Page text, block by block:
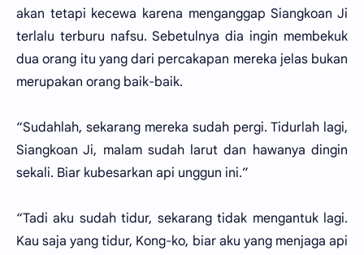
akan tetapi kecewa karena menganggap Siangkoan Ji
terlalu terburu nafsu. Sebetulnya dia ingin membekuk
dua orang itu yang dari percakapan mereka jelas bukan
merupakan orang baik-baik.
“Sudahlah, sekarang mereka sudah pergi. Tidurlah lagi,
Siangkoan Ji, malam sudah larut dan hawanya dingin
sekali. Biar kubesarkan api unggun ini.”
“Tadi aku sudah tidur, sekarang tidak mengantuk lagi.
Kau saja yang tidur, Kong-ko, biar aku yang menjaga api